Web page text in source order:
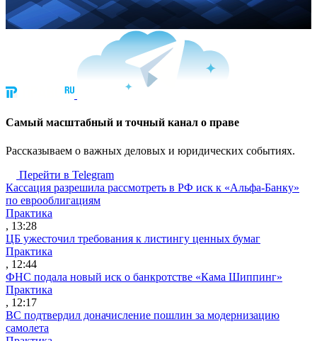
Cамый масштабный и точный канал о праве
Рассказываем о важных деловых и юридических событиях.
Перейти в Telegram
Кассация разрешила рассмотреть в РФ иск к «Альфа-Банку»
по еврооблигациям
Практика
, 13:28
ЦБ ужесточил требования к листингу ценных бумаг
Практика
, 12:44
ФНС подала новый иск о банкротстве «Кама Шиппинг»
Практика
, 12:17
ВС подтвердил доначисление пошлин за модернизацию
самолета